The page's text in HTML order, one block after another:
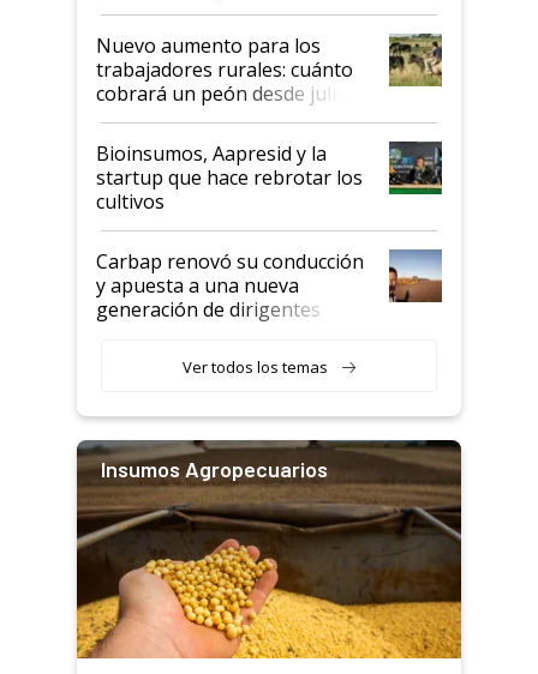
Nuevo aumento para los
trabajadores rurales: cuánto
cobrará un peón desde julio
Bioinsumos, Aapresid y la
startup que hace rebrotar los
cultivos
Carbap renovó su conducción
y apuesta a una nueva
generación de dirigentes
Ver todos los temas
Insumos Agropecuarios